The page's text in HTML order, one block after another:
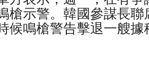
槍示警。韓國參謀長聯
候鳴槍警告擊退一艘